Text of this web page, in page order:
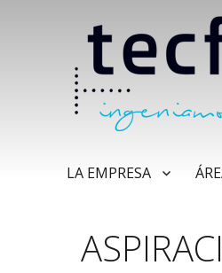
LA EMPRESA